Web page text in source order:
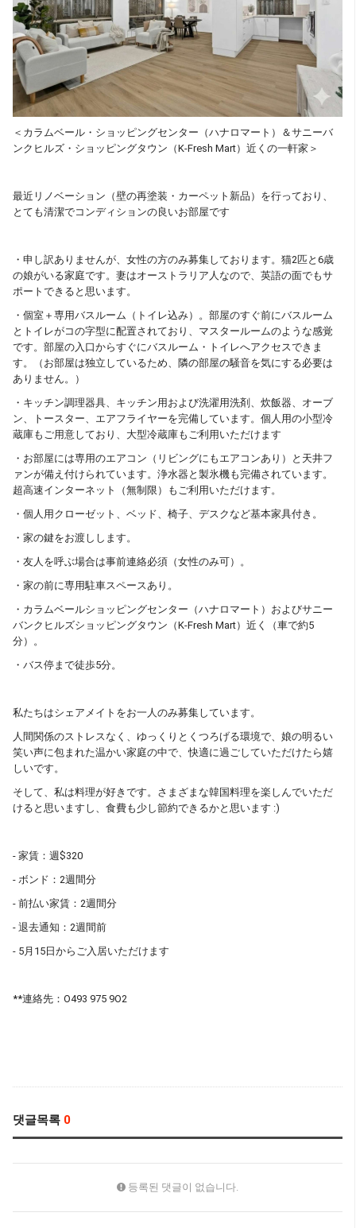
＜カラムベール・ショッピングセンター（ハナロマート）＆サニーバ
ンクヒルズ・ショッピングタウン（K-Fresh Mart）近くの一軒家＞
最近リノベーション（壁の再塗装・カーペット新品）を行っており、
とても清潔でコンディションの良いお部屋です
・申し訳ありませんが、女性の方のみ募集しております。猫2匹と6歳
の娘がいる家庭です。妻はオーストラリア人なので、英語の面でもサ
ポートできると思います。
・個室＋専用バスルーム（トイレ込み）。部屋のすぐ前にバスルーム
とトイレがコの字型に配置されており、マスタールームのような感覚
です。部屋の入口からすぐにバスルーム・トイレへアクセスできま
す。（お部屋は独立しているため、隣の部屋の騒音を気にする必要は
ありません。）
・キッチン調理器具、キッチン用および洗濯用洗剤、炊飯器、オーブ
ン、トースター、エアフライヤーを完備しています。個人用の小型冷
蔵庫もご用意しており、大型冷蔵庫もご利用いただけます
・お部屋には専用のエアコン（リビングにもエアコンあり）と天井フ
ァンが備え付けられています。浄水器と製氷機も完備されています。
超高速インターネット（無制限）もご利用いただけます。
・個人用クローゼット、ベッド、椅子、デスクなど基本家具付き。
・家の鍵をお渡しします。
・友人を呼ぶ場合は事前連絡必須（女性のみ可）。
・家の前に専用駐車スペースあり。
・カラムベールショッピングセンター（ハナロマート）およびサニー
バンクヒルズショッピングタウン（K-Fresh Mart）近く（車で約5
分）。
・バス停まで徒歩5分。
私たちはシェアメイトをお一人のみ募集しています。
人間関係のストレスなく、ゆっくりとくつろげる環境で、娘の明るい
笑い声に包まれた温かい家庭の中で、快適に過ごしていただけたら嬉
しいです。
そして、私は料理が好きです。さまざまな韓国料理を楽しんでいただ
けると思いますし、食費も少し節約できるかと思います :)
- 家賃：週$320
- ボンド：2週間分
- 前払い家賃：2週間分
- 退去通知：2週間前
- 5月15日からご入居いただけます
**連絡先：O493 975 9O2
댓글목록 0
등록된 댓글이 없습니다.